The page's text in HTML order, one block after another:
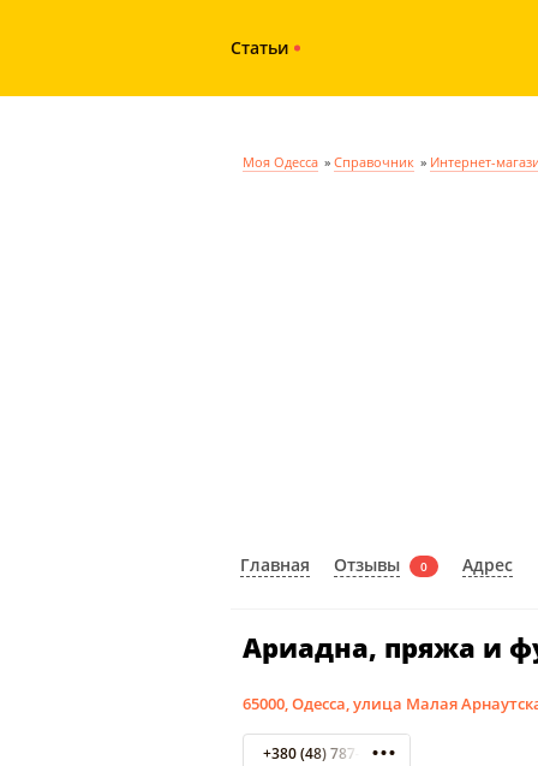
Статьи
Моя Одесса » Справочник » Интернет-
Главная Отзывы 0 Адрес
Ариадна, пряжа и
65000, Одесса, улица Малая
+380 (48) 787-91-52